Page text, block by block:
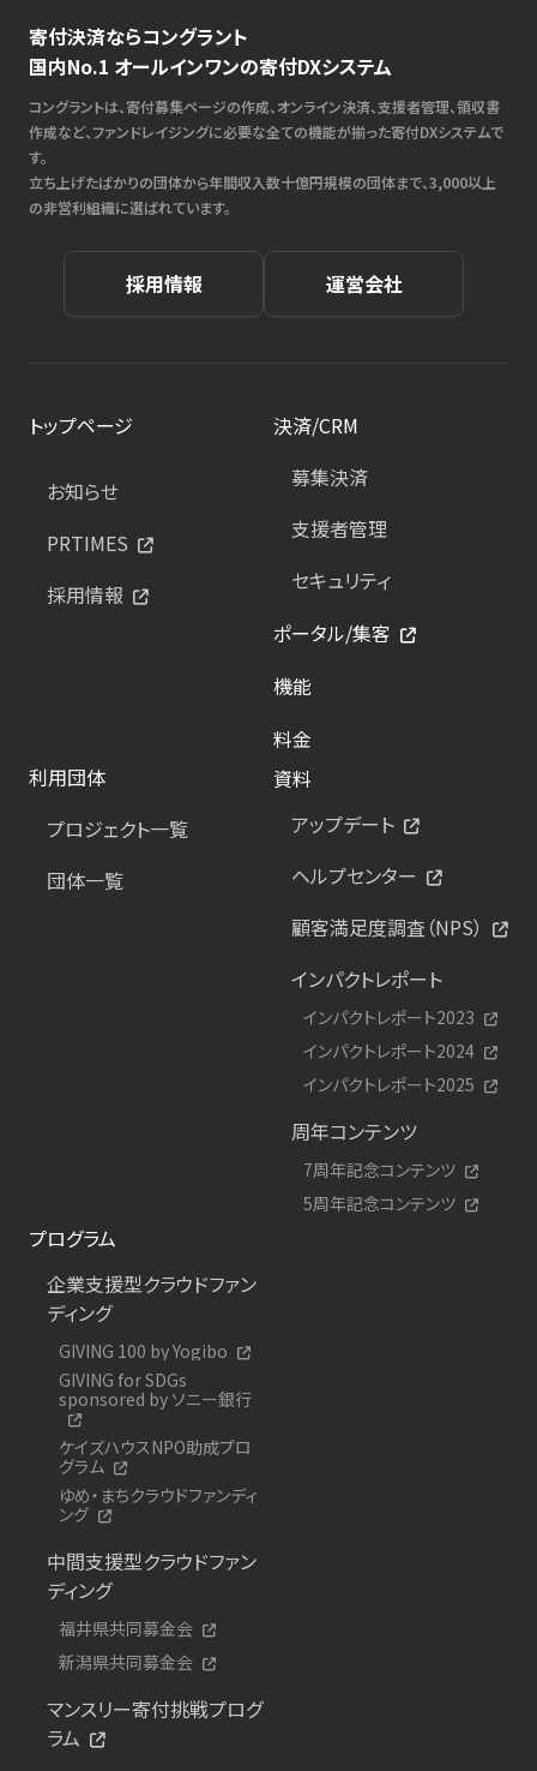
寄付決済ならコングラント
国内No.1 オールインワンの寄付DXシステム
コングラントは、寄付募集ページの作成、オンライン決済、支援者管理、領収書
作成など、ファンドレイジングに必要な全ての機能が揃った寄付DXシステムで
す。
立ち上げたばかりの団体から年間収入数十億円規模の団体まで、3,000以上
の非営利組織に選ばれています。
採用情報 運営会社
トップページ
お知らせ
PRTIMES
採用情報
決済/CRM
募集決済
支援者管理
セキュリティ
ポータル/集客
機能
料金
利用団体
プロジェクト一覧
団体一覧
資料
アップデート
ヘルプセンター
顧客満足度調査（NPS）
インパクトレポート
インパクトレポート2023
インパクトレポート2024
インパクトレポート2025
周年コンテンツ
7周年記念コンテンツ
5周年記念コンテンツ
プログラム
企業支援型クラウドファン
ディング
GIVING 100 by Yogibo
GIVING for SDGs
sponsored by ソニー銀行
ケイズハウスNPO助成プロ
グラム
ゆめ・まちクラウドファンディ
ング
中間支援型クラウドファン
ディング
福井県共同募金会
新潟県共同募金会
マンスリー寄付挑戦プログ
ラム